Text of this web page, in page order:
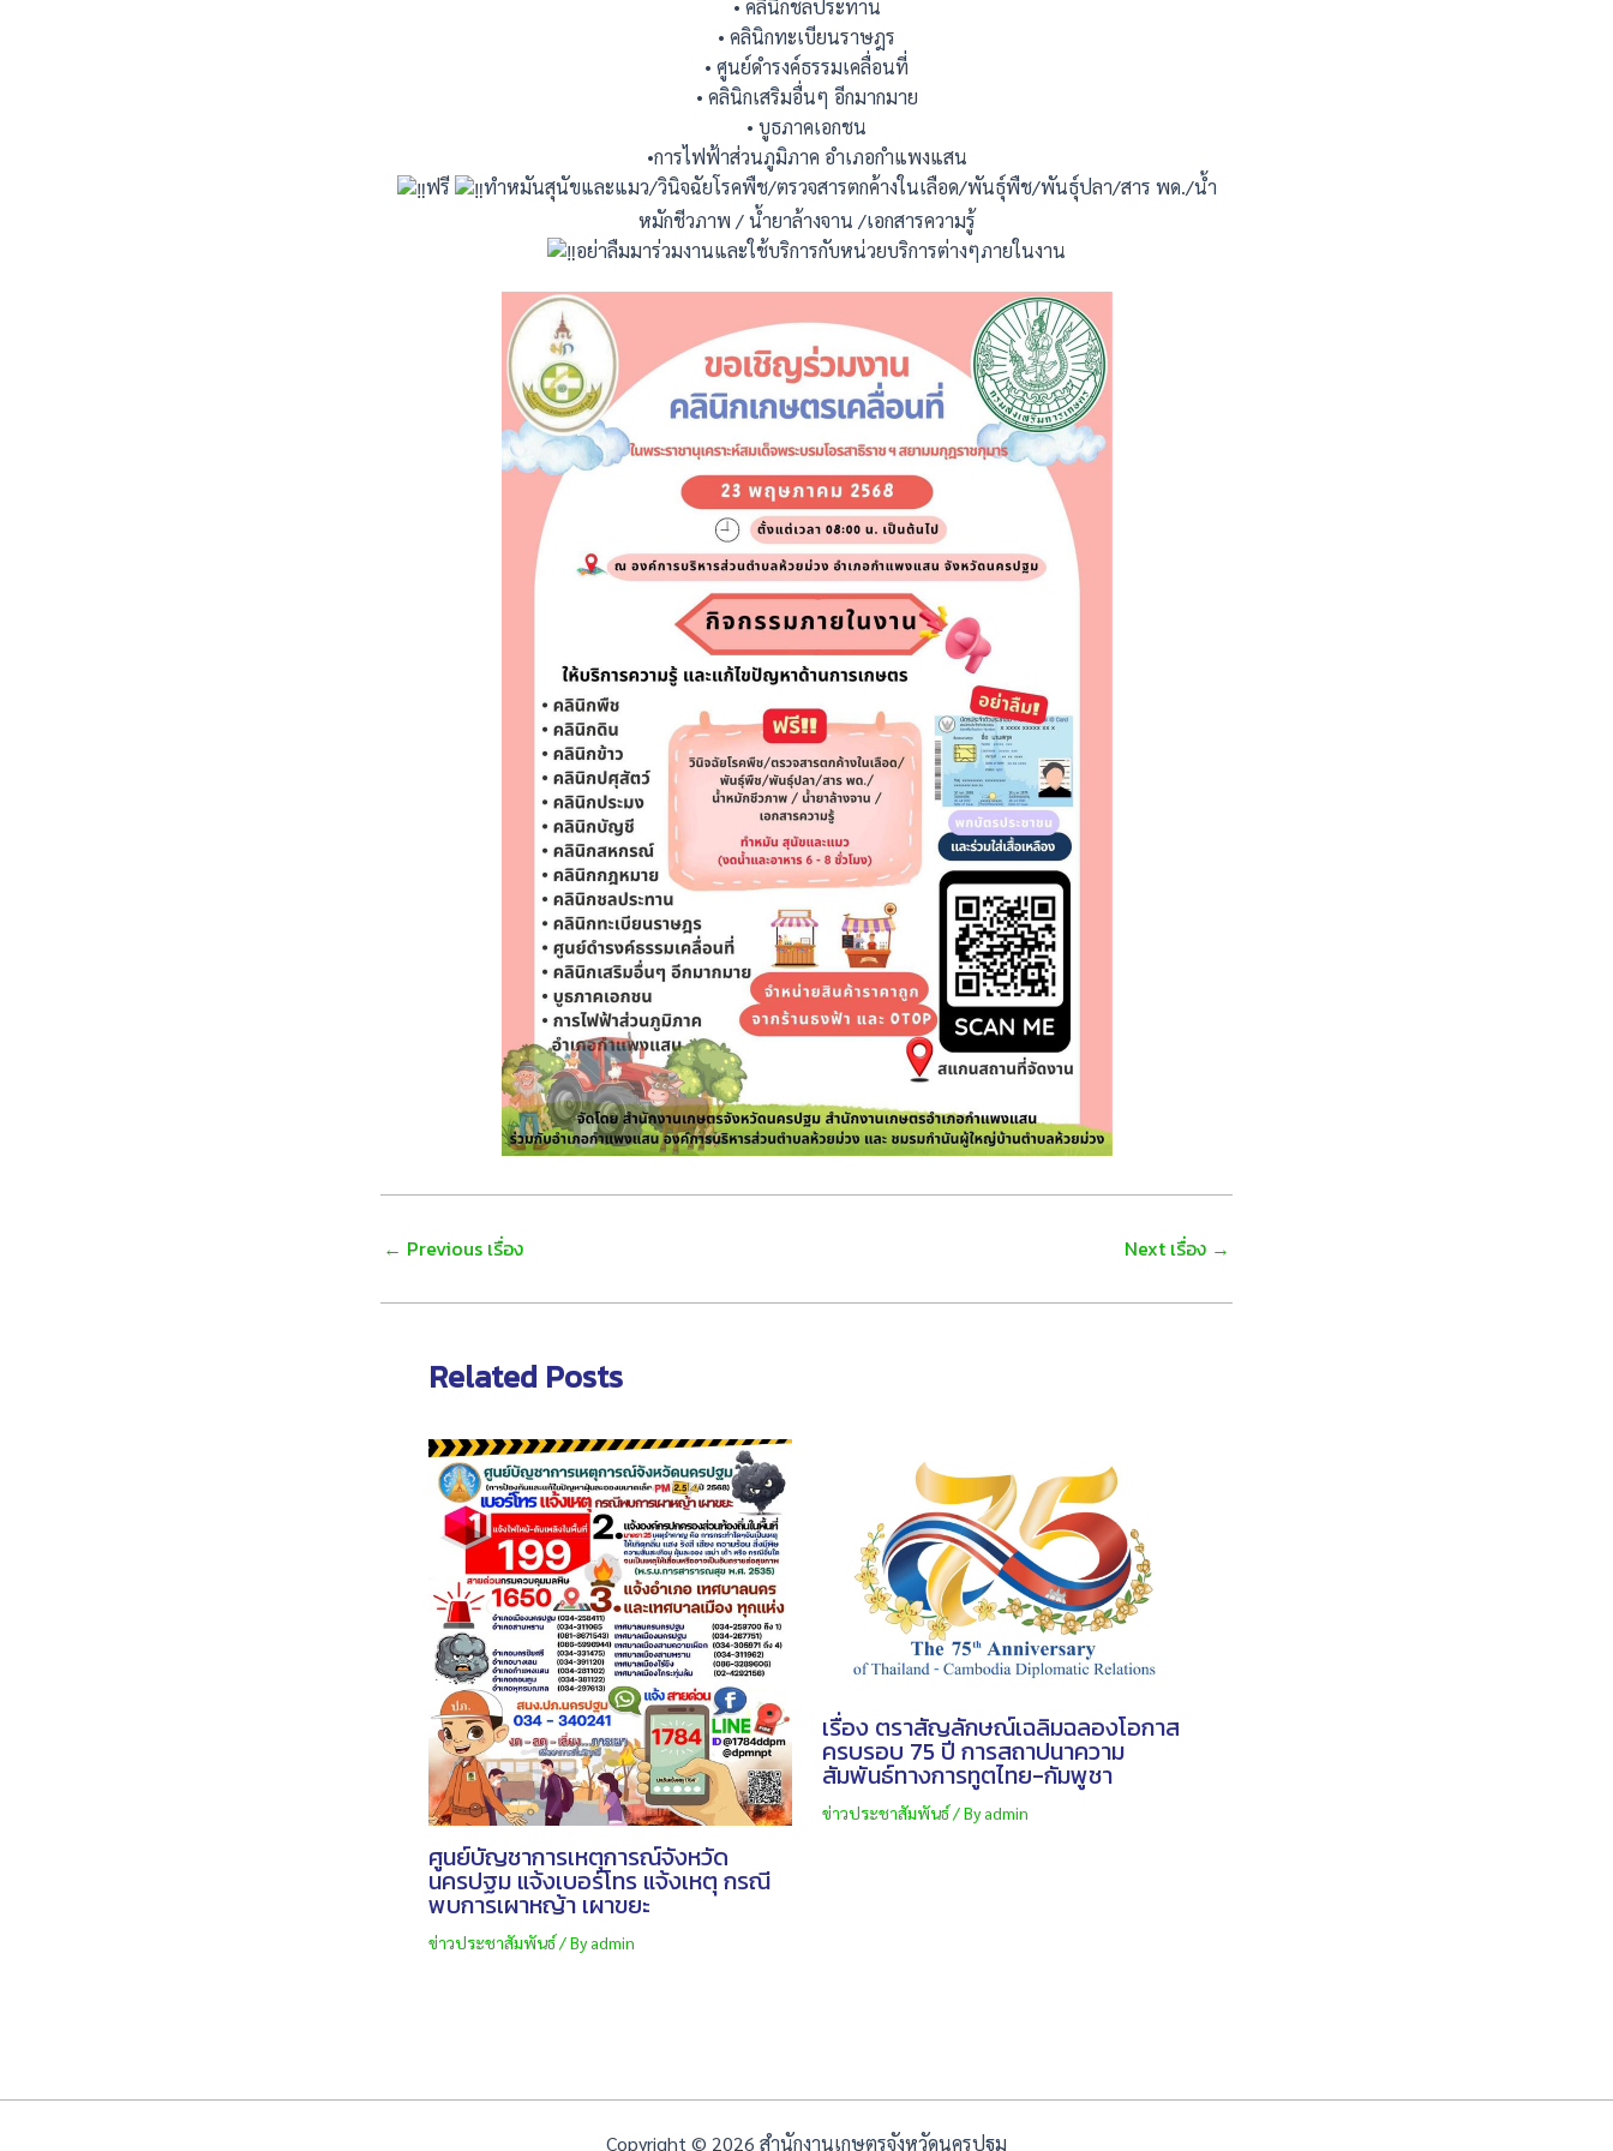
• คลินิกชลประทาน
• คลินิกทะเบียนราษฎร
• ศูนย์ดำรงค์ธรรมเคลื่อนที่
• คลินิกเสริมอื่นๆ อีกมากมาย
• บูธภาคเอกชน
•การไฟฟ้าส่วนภูมิภาค อำเภอกำแพงแสน
ฟรี
ทำหมันสุนัขและแมว/วินิจฉัยโรคพืช/ตรวจสารตกค้างในเลือด/พันธุ์พืช/พันธุ์ปลา/สาร พด./น้ำ
หมักชีวภาพ / น้ำยาล้างจาน /เอกสารความรู้
อย่าลืมมาร่วมงานและใช้บริการกับหน่วยบริการต่างๆภายในงาน
Post
← Previous เรื่อง Next เรื่อง →
Related Posts
ศูนย์บัญชาการเหตุการณ์จังหวัด
นครปฐม แจ้งเบอร์โทร แจ้งเหตุ กรณี
พบการเผาหญ้า เผาขยะ
ข่าวประชาสัมพันธ์/ Byadmin
เรื่อง ตราสัญลักษณ์เฉลิมฉลองโอกาส
ครบรอบ 75 ปี การสถาปนาความ
สัมพันธ์ทางการทูตไทย-กัมพูชา
ข่าวประชาสัมพันธ์/ Byadmin
Copyright © 2026 สำนักงานเกษตรจังหวัดนครปฐม